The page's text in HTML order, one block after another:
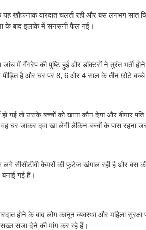
यह खौफनाक वारदात चलती रही और बस लगभग सात
के बाद इलाके में सनसनी फैल गई।
में गैंगरेप की पुष्टि हुई और डॉक्टरों ने तुरंत भर्ती
से पीड़ित है और घर पर 8, 6 और 4 साल के तीन छोटे
गई तो उसके बच्चों को खाना कौन देगा और बीमार
घर जाकर दवा खा लेगी लेकिन बच्चों के पास रहना
सीसीटीवी कैमरों की फुटेज खंगाल रही है और बस
गई हैं।
होने के बाद लोग कानून व्यवस्था और महिला सुरक्षा
सजा देने की मांग कर रहे हैं।